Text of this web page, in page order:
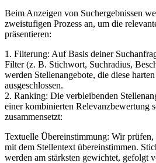
Beim Anzeigen von Suchergebnissen
zweistufigen Prozess an, um die
präsentieren:
1. Filterung: Auf Basis deiner
Filter (z. B. Stichwort, Suchradius,
werden Stellenangebote, die diese
ausgeschlossen.
2. Ranking: Die verbleibenden
einer kombinierten Relevanzbewertung
zusammensetzt:
Textuelle Übereinstimmung: Wir
mit dem Stellentext übereinstimmen.
werden am stärksten gewichtet, gefolgt